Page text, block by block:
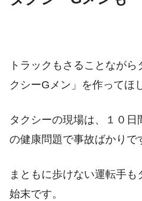
トラックもさることなが
クシーGメン」を作ってほ
タクシーの現場は、１０
の健康問題で事故ばかりで
まともに歩けない運転手
始末です。